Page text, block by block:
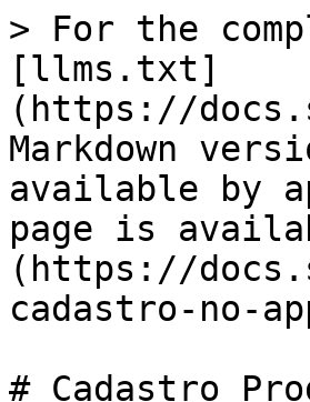
> For the
[llms.txt]
(https://
Markdown
available by
page is
(https://
cadastro-no-
# Cadastro